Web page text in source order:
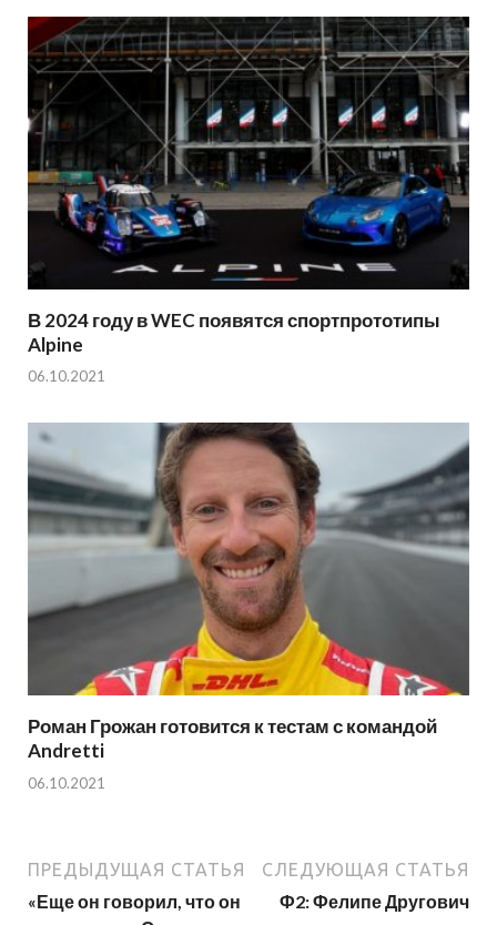
В 2024 году в WEC появятся спортпрототипы
Alpine
06.10.2021
Роман Грожан готовится к тестам с командой
Andretti
06.10.2021
ПРЕДЫДУЩАЯ СТАТЬЯ
«Еще он говорил, что он
СЛЕДУЮЩАЯ СТАТЬЯ
Ф2: Фелипе Другович